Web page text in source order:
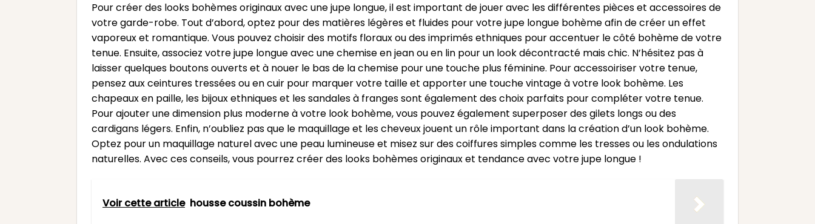
Pour créer des looks bohèmes originaux avec une jupe longue, il est important de jouer avec les différentes pièces et accessoires de
votre garde-robe. Tout d’abord, optez pour des matières légères et fluides pour votre jupe longue bohème afin de créer un effet
vaporeux et romantique. Vous pouvez choisir des motifs floraux ou des imprimés ethniques pour accentuer le côté bohème de votre
tenue. Ensuite, associez votre jupe longue avec une chemise en jean ou en lin pour un look décontracté mais chic. N’hésitez pas à
laisser quelques boutons ouverts et à nouer le bas de la chemise pour une touche plus féminine. Pour accessoiriser votre tenue,
pensez aux ceintures tressées ou en cuir pour marquer votre taille et apporter une touche vintage à votre look bohème. Les
chapeaux en paille, les bijoux ethniques et les sandales à franges sont également des choix parfaits pour compléter votre tenue.
Pour ajouter une dimension plus moderne à votre look bohème, vous pouvez également superposer des gilets longs ou des
cardigans légers. Enfin, n’oubliez pas que le maquillage et les cheveux jouent un rôle important dans la création d’un look bohème.
Optez pour un maquillage naturel avec une peau lumineuse et misez sur des coiffures simples comme les tresses ou les ondulations
naturelles. Avec ces conseils, vous pourrez créer des looks bohèmes originaux et tendance avec votre jupe longue !
Voir cette article housse coussin bohème